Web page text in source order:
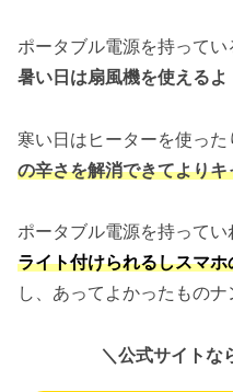
ポータブル電源を持ってい
暑い日は扇風機を使えるよ
寒い日はヒーターを使った
の辛さを解消できてより
ポータブル電源を持ってい
ライト付けられるしスマ
し、あってよかったものナ
＼公式サイトな